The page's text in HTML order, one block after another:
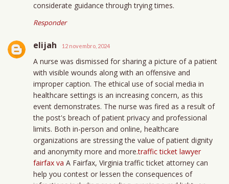
considerate guidance through trying times.
Responder
elijah 12 novembro, 2024
A nurse was dismissed for sharing a picture of a patient
with visible wounds along with an offensive and
improper caption. The ethical use of social media in
healthcare settings is an increasing concern, as this
event demonstrates. The nurse was fired as a result of
the post's breach of patient privacy and professional
limits. Both in-person and online, healthcare
organizations are stressing the value of patient dignity
and anonymity more and more.traffic ticket lawyer
fairfax va A Fairfax, Virginia traffic ticket attorney can
help you contest or lessen the consequences of